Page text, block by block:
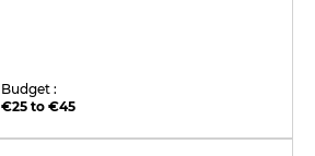
Budget :
€25 to €45